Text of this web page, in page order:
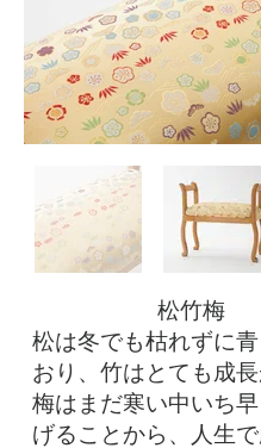
松竹梅
松は冬でも枯れずに
おり、竹はとても成長
梅はまだ寒い中いち
げることから、人生